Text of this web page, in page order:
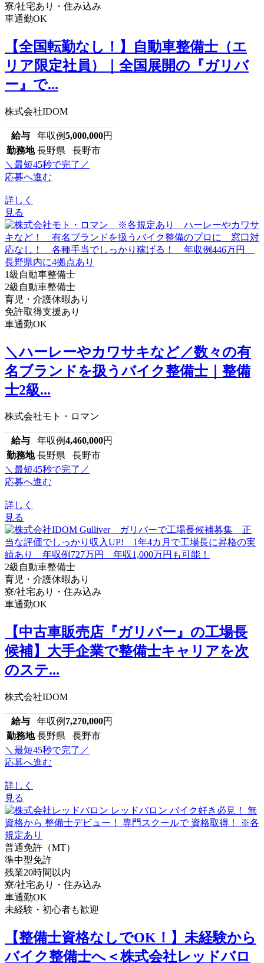
寮/社宅あり・住み込み
車通勤OK
【全国転勤なし！】自動車整備士（エ
リア限定社員）｜全国展開の『ガリバ
ー』で...
株式会社IDOM
給与 年収例5,000,000円
勤務地 長野県 長野市
＼最短45秒で完了／
応募へ進む
詳しく
見る
1級自動車整備士
2級自動車整備士
育児・介護休暇あり
免許取得支援あり
車通勤OK
＼ハーレーやカワサキなど／数々の有
名ブランドを扱うバイク整備士｜整備
士2級...
株式会社モト・ロマン
給与 年収例4,460,000円
勤務地 長野県 長野市
＼最短45秒で完了／
応募へ進む
詳しく
見る
2級自動車整備士
育児・介護休暇あり
寮/社宅あり・住み込み
車通勤OK
【中古車販売店『ガリバー』の工場長
候補】大手企業で整備士キャリアを次
のステ...
株式会社IDOM
給与 年収例 7,270,000円
勤務地 長野県 長野市
＼最短45秒で完了／
応募へ進む
詳しく
見る
普通免許（MT）
準中型免許
残業20時間以内
寮/社宅あり・住み込み
車通勤OK
未経験・初心者も歓迎
【整備士資格なしでOK！】未経験から
バイク整備士へ＜株式会社レッドバロ